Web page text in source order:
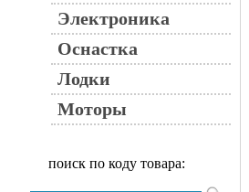
Электроника
Оснастка
Лодки
Моторы
поиск по коду товара: